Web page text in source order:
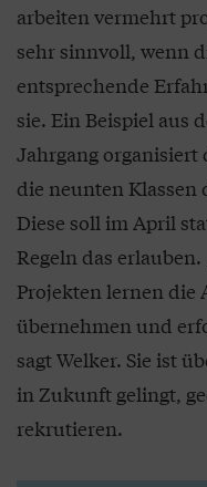
arbeiten vermehrt
sehr sinnvoll, wenn
entsprechende
sie. Ein Beispiel aus
Jahrgang organisiert
die neunten Klassen
Diese soll im April
Regeln das
Projekten lernen die
übernehmen und
sagt Welker. Sie ist
in Zukunft gelingt,
rekrutieren.